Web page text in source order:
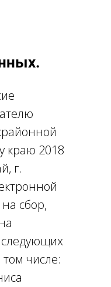
краю 2018
г.
сбор,
числе: